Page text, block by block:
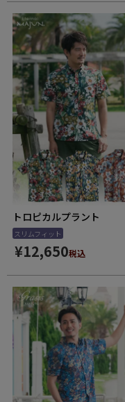
トロピカルプラント
スリムフィット
¥12,650税込